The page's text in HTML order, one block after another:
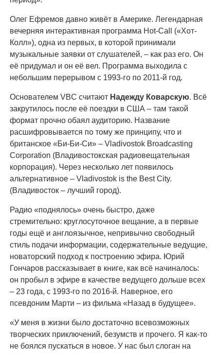
Олег Ефремов давно живёт в Америке. Легендарная
вечерняя интерактивная программа Hot-Call («Хот-
Колл»), одна из первых, в которой принимали
музыкальные заявки от слушателей, – как раз его. Он
её придумал и он её вел. Программа выходила с
небольшим перерывом с 1993-го по 2011-й год.
Основателем VBC считают Надежду Коварскую. Всё
закрутилось после её поездки в США – там такой
формат прочно обаял аудиторию. Название
расшифровывается по тому же принципу, что и
британское «Би-Би-Си» – Vladivostok Broadcasting
Corporation (Владивостокская радиовещательная
корпорация). Через несколько лет появилось
альтернативное – Vladivostok is the Best City.
(Владивосток – лучший город).
Радио «поднялось» очень быстро, даже
стремительно: круглосуточное вещание, а в первые
годы ещё и англоязычное, непривычно свободный
стиль подачи информации, содержательные ведущие,
новаторский подход к построению эфира. Юрий
Гончаров рассказывает в книге, как всё начиналось:
он пробыл в эфире в качестве ведущего дольше всех
– 23 года, с 1993-го по 2016-й. Наверное, его
псевдоним Марти – из фильма «Назад в будущее».
«У меня в жизни было достаточно всевозможных
творческих приключений, безумств и прочего. Я как-то
не боялся пускаться в новое. У нас был слоган на